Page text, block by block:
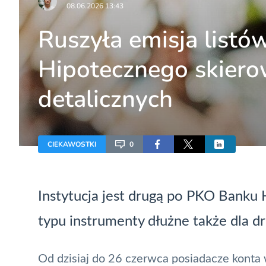
08.06.2026 13:43
Ruszyła emisja
Hipotecznego
detalicznych
CIEKAWOSTKI 0
Instytucja jest drugą po PKO
typu instrumenty dłużne także dla
Od dzisiaj do 26 czerwca posiadacze konta